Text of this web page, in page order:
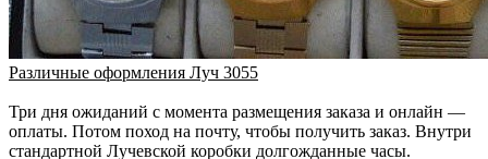
Различные оформления Луч 3055
Три дня ожиданий с момента размещения заказа и онлайн —
оплаты. Потом поход на почту, чтобы получить заказ. Внутри
стандартной Лучевской коробки долгожданные часы.